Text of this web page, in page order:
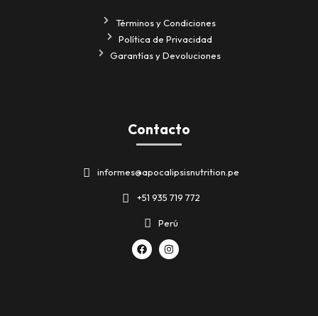
Términos y Condiciones
Política de Privacidad
Garantías y Devoluciones
Contacto
informes@apocalipsisnutrition.pe
+51 935 719 772
Perú